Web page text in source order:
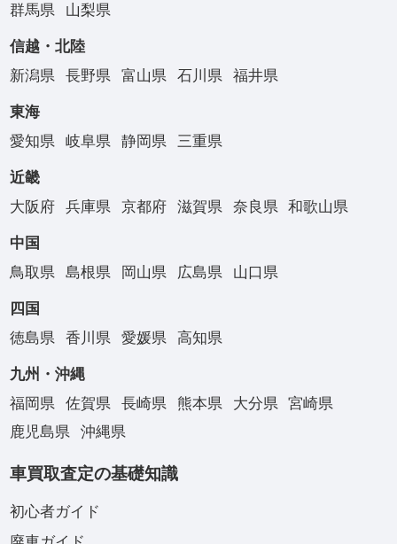
群馬県
山梨県
信越・北陸
新潟県
長野県 富山県 石川県 福井県
東海
愛知県
岐阜県 静岡県 三重県
近畿
大阪府
兵庫県 京都府 滋賀県 奈良県 和歌山県
中国
鳥取県
島根県 岡山県 広島県 山口県
四国
徳島県
香川県 愛媛県 高知県
九州・沖縄
福岡県
佐賀県 長崎県 熊本県 大分県
宮崎県
鹿児島県
沖縄県
車買取査定の基礎知識
初心者ガイド